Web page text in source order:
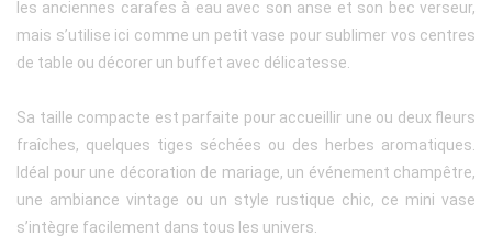
les anciennes carafes à eau avec son anse et son bec verseur,
mais s’utilise ici comme un petit vase pour sublimer vos centres
de table ou décorer un buffet avec délicatesse.
Sa taille compacte est parfaite pour accueillir une ou deux fleurs
fraîches, quelques tiges séchées ou des herbes aromatiques.
Idéal pour une décoration de mariage, un événement champêtre,
une ambiance vintage ou un style rustique chic, ce mini vase
s’intègre facilement dans tous les univers.